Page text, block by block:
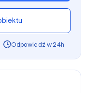
Odpowiedź w 24h